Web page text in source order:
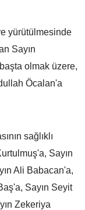
yürütülmesinde
Sayın
olmak üzere,
Öcalan'a
sağlıklı
Sayın
Ali Babacan'a,
Sayın Seyit
Zekeriya